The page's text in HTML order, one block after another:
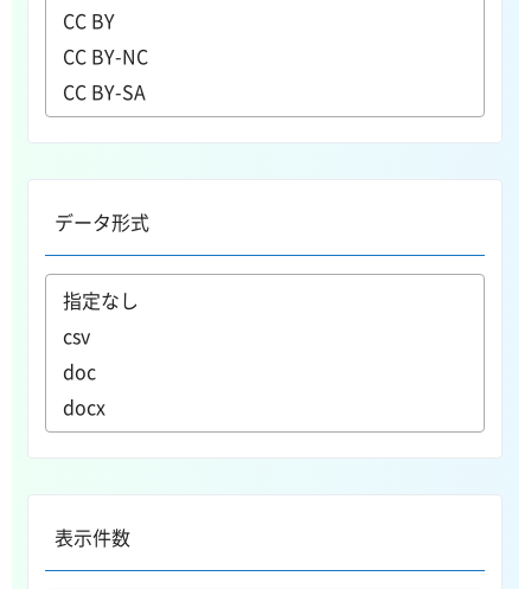
データ形式
表示件数